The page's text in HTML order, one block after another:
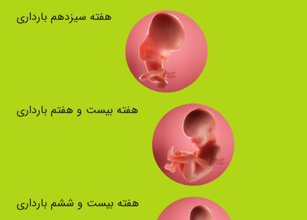
هفته سیزدهم بارداری
هفته بیست و هفتم بارداری
هفته بیست و ششم بارداری